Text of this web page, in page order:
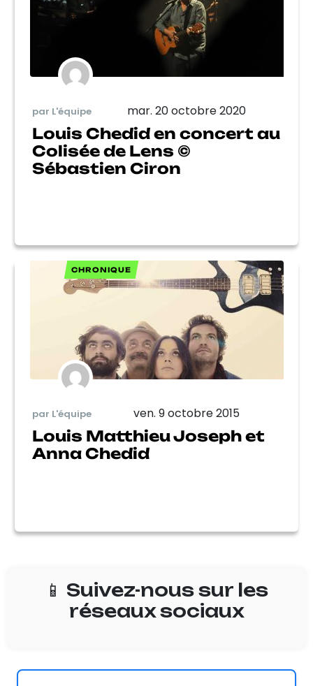
par L'équipe mar. 20 octobre 2020
Louis Chedid en concert au
Colisée de Lens ©
Sébastien Ciron
CHRONIQUE
par L'équipe ven. 9 octobre 2015
Louis Matthieu Joseph et
Anna Chedid
📱 Suivez-nous sur les
réseaux sociaux